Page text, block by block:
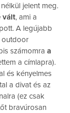
jelent meg.
vált, ami a
A legújabb
outdoor
számomra a
a címlapra).
és kényelmes
a divat és az
(ez csak
bravúrosan